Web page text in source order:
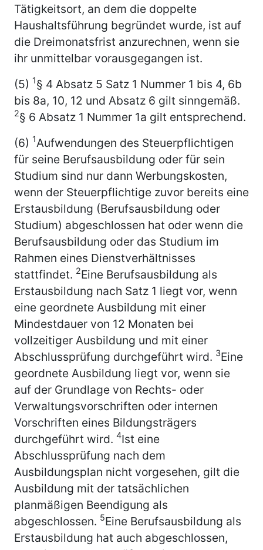
Tätigkeitsort, an dem die doppelte
Haushaltsführung begründet wurde, ist auf
die Dreimonatsfrist anzurechnen, wenn sie
ihr unmittelbar vorausgegangen ist.
(5) 1§ 4 Absatz 5 Satz 1 Nummer 1 bis 4, 6b
bis 8a, 10, 12 und Absatz 6 gilt sinngemäß.
2§ 6 Absatz 1 Nummer 1a gilt entsprechend.
(6) 1Aufwendungen des Steuerpflichtigen
für seine Berufsausbildung oder für sein
Studium sind nur dann Werbungskosten,
wenn der Steuerpflichtige zuvor bereits eine
Erstausbildung (Berufsausbildung oder
Studium) abgeschlossen hat oder wenn die
Berufsausbildung oder das Studium im
Rahmen eines Dienstverhältnisses
stattfindet. 2Eine Berufsausbildung als
Erstausbildung nach Satz 1 liegt vor, wenn
eine geordnete Ausbildung mit einer
Mindestdauer von 12 Monaten bei
vollzeitiger Ausbildung und mit einer
Abschlussprüfung durchgeführt wird. 3Eine
geordnete Ausbildung liegt vor, wenn sie
auf der Grundlage von Rechts- oder
Verwaltungsvorschriften oder internen
Vorschriften eines Bildungsträgers
durchgeführt wird. 4Ist eine
Abschlussprüfung nach dem
Ausbildungsplan nicht vorgesehen, gilt die
Ausbildung mit der tatsächlichen
planmäßigen Beendigung als
abgeschlossen. 5Eine Berufsausbildung als
Erstausbildung hat auch abgeschlossen,